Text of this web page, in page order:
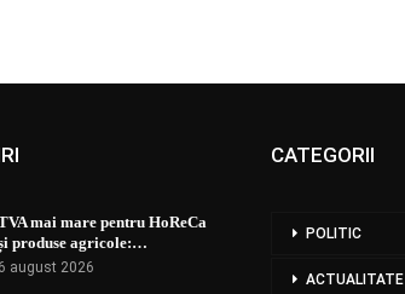
mai mare pentru HoReCa
produse agricole:…
6 august 2026
CATEGORII
POLITIC
ACTUALITATE